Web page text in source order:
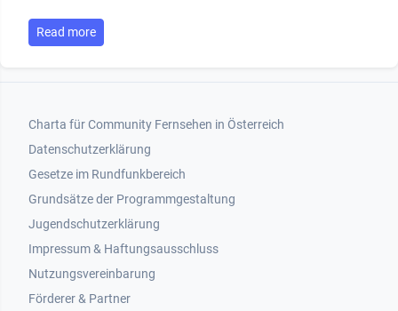
Read more
Footer 1
Charta für Community Fernsehen in Österreich
Datenschutzerklärung
Gesetze im Rundfunkbereich
Grundsätze der Programmgestaltung
Jugendschutzerklärung
Impressum & Haftungsausschluss
Nutzungsvereinbarung
Footer 2
Förderer & Partner